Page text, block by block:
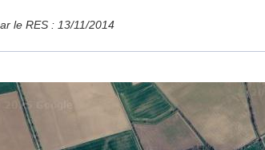
le RES : 13/11/2014